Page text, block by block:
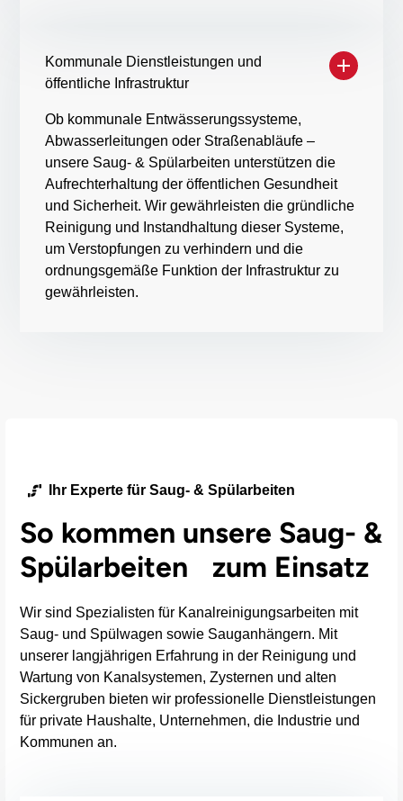
Kommunale Dienstleistungen und
öffentliche Infrastruktur
Ob kommunale Entwässerungssysteme,
Abwasserleitungen oder Straßenabläufe –
unsere Saug- & Spülarbeiten unterstützen die
Aufrechterhaltung der öffentlichen Gesundheit
und Sicherheit. Wir gewährleisten die gründliche
Reinigung und Instandhaltung dieser Systeme,
um Verstopfungen zu verhindern und die
ordnungsgemäße Funktion der Infrastruktur zu
gewährleisten.
Ihr Experte für Saug- & Spülarbeiten
So kommen unsere Saug- &
Spülarbeiten zum Einsatz
Wir sind Spezialisten für Kanalreinigungsarbeiten mit
Saug- und Spülwagen sowie Sauganhängern. Mit
unserer langjährigen Erfahrung in der Reinigung und
Wartung von Kanalsystemen, Zysternen und alten
Sickergruben bieten wir professionelle Dienstleistungen
für private Haushalte, Unternehmen, die Industrie und
Kommunen an.